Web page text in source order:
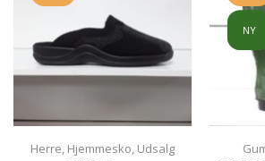
Herre, Hjemmesko, Udsalg
NY